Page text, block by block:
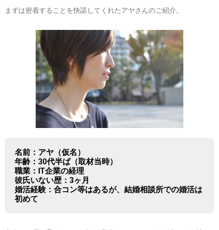
まずは密着することを快諾してくれたアヤさんのご紹介。
名前：アヤ（仮名）
年齢：30代半ば（取材当時）
職業：IT企業の経理
彼氏いない歴：3ヶ月
婚活経験：合コン等はあるが、結婚相談所での婚活は
初めて